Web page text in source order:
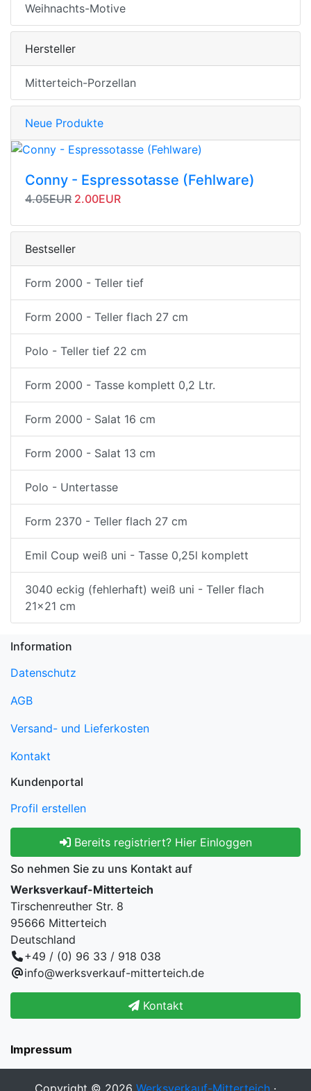
Weihnachts-Motive
Hersteller
Mitterteich-Porzellan
Neue Produkte
Conny - Espressotasse (Fehlware)
Originalpreis
4.05EUR Angebotspreis
2.00EUR
Bestseller
Form 2000 - Teller tief
Form 2000 - Teller flach 27 cm
Polo - Teller tief 22 cm
Form 2000 - Tasse komplett 0,2 Ltr.
Form 2000 - Salat 16 cm
Form 2000 - Salat 13 cm
Polo - Untertasse
Form 2370 - Teller flach 27 cm
Emil Coup weiß uni - Tasse 0,25l komplett
3040 eckig (fehlerhaft) weiß uni - Teller flach
21x21 cm
Information
Datenschutz
AGB
Versand- und Lieferkosten
Kontakt
Kundenportal
Profil erstellen
Bereits registriert? Hier Einloggen
So nehmen Sie zu uns Kontakt auf
Werksverkauf-Mitterteich
Tirschenreuther Str. 8
95666 Mitterteich
Deutschland
+49 / (0) 96 33 / 918 038
info@werksverkauf-mitterteich.de
Kontakt
Impressum